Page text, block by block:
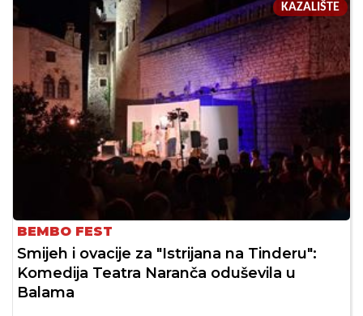
KAZALIŠTE
BEMBO FEST
Smijeh i ovacije za "Istrijana na Tinderu":
Komedija Teatra Naranča oduševila u
Balama